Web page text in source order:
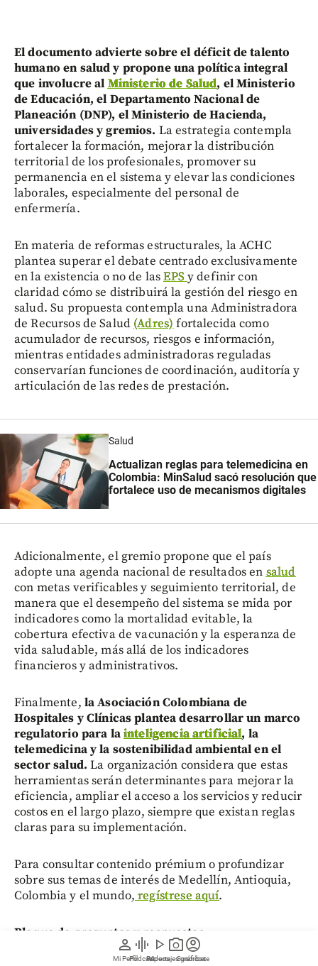
person
Mi Perfil
graphic_eq
Pódcast
play_arrow
Videos
photo_camera
Reportajes gráficos
account_circle
Suscríbete
El documento advierte sobre el déficit de talento
humano en salud y propone una política integral
que involucre alMinisterio de Salud, el Ministerio
de Educación, el Departamento Nacional de
Planeación (DNP), el Ministerio de Hacienda,
universidades y gremios. La estrategia contempla
fortalecer la formación, mejorar la distribución
territorial de los profesionales, promover su
permanencia en el sistema y elevar las condiciones
laborales, especialmente del personal de
enfermería.
En materia de reformas estructurales, la ACHC
plantea superar el debate centrado exclusivamente
en la existencia o no de lasEPSy definir con
claridad cómo se distribuirá la gestión del riesgo en
salud. Su propuesta contempla una Administradora
de Recursos de Salud(Adres)fortalecida como
acumulador de recursos, riesgos e información,
mientras entidades administradoras reguladas
conservarían funciones de coordinación, auditoría y
articulación de las redes de prestación.
Salud
Actualizan reglas para telemedicina en
Colombia: MinSalud sacó resolución que
fortalece uso de mecanismos digitales
Adicionalmente, el gremio propone que el país
adopte una agenda nacional de resultados en salud
con metas verificables y seguimiento territorial, de
manera que el desempeño del sistema se mida por
indicadores como la mortalidad evitable, la
cobertura efectiva de vacunación y la esperanza de
vida saludable, más allá de los indicadores
financieros y administrativos.
Finalmente, la Asociación Colombiana de
Hospitales y Clínicas plantea desarrollar un marco
regulatorio para lainteligencia artificial, la
telemedicina y la sostenibilidad ambiental en el
sector salud.La organización considera que estas
herramientas serán determinantes para mejorar la
eficiencia, ampliar el acceso a los servicios y reducir
costos en el largo plazo, siempre que existan reglas
claras para su implementación.
Para consultar contenido prémium o profundizar
sobre sus temas de interés de Medellín, Antioquia,
Colombia y el mundo, regístrese aquí.
Bloque de preguntas y respuestas